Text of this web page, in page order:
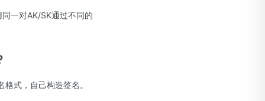
一对AK/SK通过不同的
式，自己构造签名。